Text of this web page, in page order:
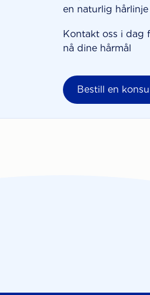
en naturlig
Kontakt oss i dag
nå dine hårmål
Bestill en